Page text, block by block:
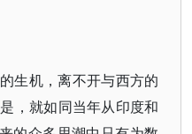
生机，离不开与西方的
，就如同当年从印度和